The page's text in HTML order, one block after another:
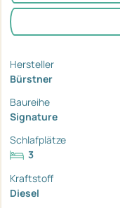
Hersteller
Bürstner
Baureihe
Signature
Schlafplätze
3
Kraftstoff
Diesel